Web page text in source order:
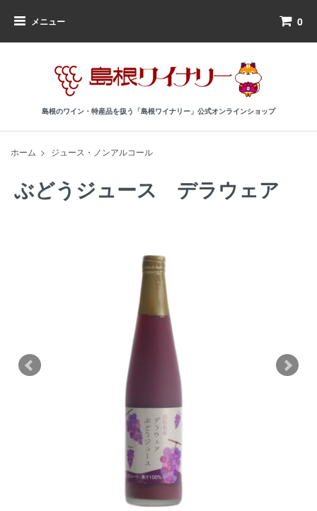
メニュー 0
島根のワイン・特産品を扱う「島根ワイナリー」公式オンラインショップ
ホーム > ジュース・ノンアルコール
ぶどうジュース デラウェア